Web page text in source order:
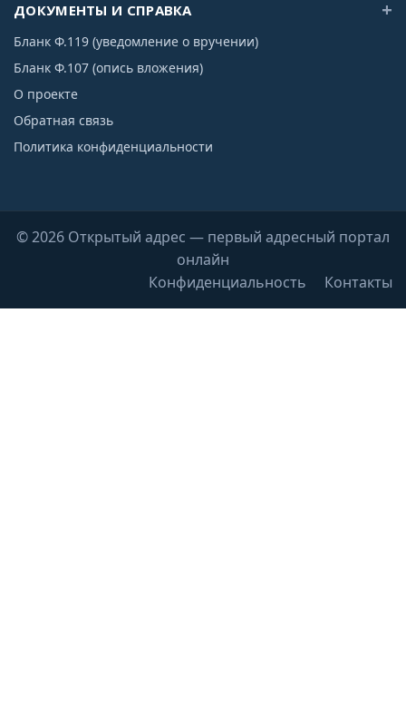
ДОКУМЕНТЫ И СПРАВКА
Бланк Ф.119 (уведомление о вручении)
Бланк Ф.107 (опись вложения)
О проекте
Обратная связь
Политика конфиденциальности
© 2026 Открытый адрес — первый адресный портал
онлайн
Конфиденциальность
Контакты